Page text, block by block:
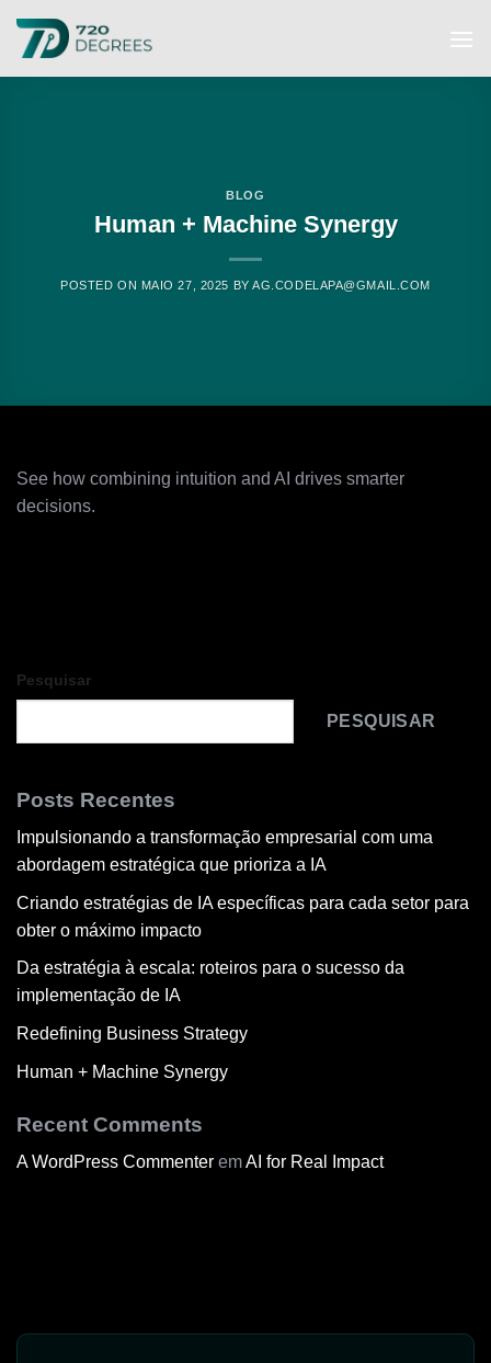
BLOG
Human + Machine Synergy
POSTED ON MAIO 27, 2025 BYAG.CODELAPA@GMAIL.COM
See how combining intuition and AI drives smarter
decisions.
Pesquisar
PESQUISAR
Posts Recentes
Impulsionando a transformação empresarial com uma
abordagem estratégica que prioriza a IA
Criando estratégias de IA específicas para cada setor para
obter o máximo impacto
Da estratégia à escala: roteiros para o sucesso da
implementação de IA
Redefining Business Strategy
Human + Machine Synergy
Recent Comments
A WordPress Commenter emAI for Real Impact